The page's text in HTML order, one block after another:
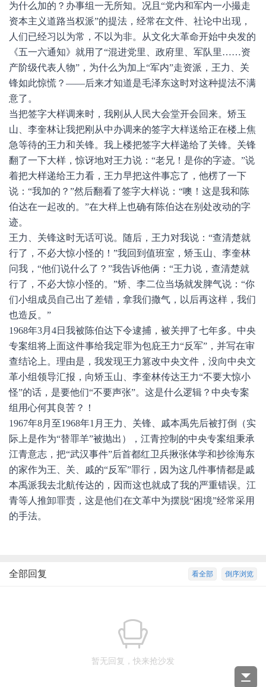
为什么加的？办事组一无所知。况且“党内和军内一小撮走
资本主义道路当权派”的提法，经常在文件、社论中出现，
人们已经习以为常，不以为非。从文化大革命开始中央发的
《五一六通知》就用了“混进党里、政府里、军队里……资
产阶级代表人物”，为什么为加上“军内”走资派，王力、关
锋如此惊慌？——后来才知道是毛泽东这时对这种提法不满
意了。
当把签字大样调来时，我刚从人民大会堂开会回来。矫玉
山、李奎林让我把刚从中办调来的签字大样送给正在楼上焦
急等待的王力和关锋。我上楼把签字大样递给了关锋。关锋
翻了一下大样，惊讶地对王力说：“老兄！是你的字迹。”说
着把大样递给王力看，王力早把这件事忘了，他楞了一下
说：“我加的？”然后翻看了签字大样说：“噢！这是我和陈
伯达在一起改的。”在大样上也确有陈伯达在别处改动的字
迹。
王力、关锋这时无话可说。随后，王力对我说：“查清楚就
行了，不必大惊小怪的！”我回到值班室，矫玉山、李奎林
问我，“他们说什么了？”我告诉他俩：“王力说，查清楚就
行了，不必大惊小怪的。”矫、李二位当场就发脾气说：“你
们小组成员自己出了差错，拿我们撒气，以后再这样，我们
也造反。”
1968年3月4日我被陈伯达下令逮捕，被关押了七年多。中央
专案组将上面这件事给我定罪为包庇王力“反军”，并写在审
查结论上。理由是，我发现王力篡改中央文件，没向中央文
革小组领导汇报，向矫玉山、李奎林传达王力“不要大惊小
怪”的话，是要他们“不要声张”。这是什么逻辑？中央专案
组用心何其良苦？！
1967年8月至1968年1月王力、关锋、戚本禹先后被打倒（实
际上是作为“替罪羊”被抛出），江青控制的中央专案组秉承
江青意志，把“武汉事件”后首都红卫兵揪张体学和抄徐海东
的家作为王、关、戚的“反军”罪行，因为这几件事情都是戚
本禹派我去北航传达的，因而这也就成了我的严重错误。江
青等人推卸罪责，这是他们在文革中为摆脱“困境”经常采用
的手法。
倒序浏览
看全部
全部回复
暂无回复，快来抢沙发